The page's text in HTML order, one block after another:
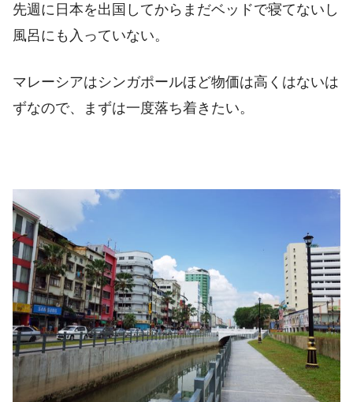
先週に日本を出国してからまだベッドで寝てないし
風呂にも入っていない。
マレーシアはシンガポールほど物価は高くはないは
ずなので、まずは一度落ち着きたい。